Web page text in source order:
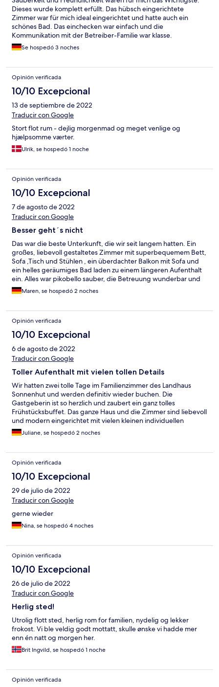
Dieses wurde komplett erfüllt. Das hübsch eingerichtete
Zimmer war für mich ideal eingerichtet und hatte auch ein
schönes Bad. Das einchecken war einfach und die
Kommunikation mit der Betreiber-Familie war klasse.
Se hospedó 3 noches
Opinión verificada
10/10 Excepcional
13 de septiembre de 2022
Traducir con Google
Stort flot rum - dejlig morgenmad og meget venlige og
hjælpsomme værter.
Ulrik, se hospedó 1 noche
Opinión verificada
10/10 Excepcional
7 de agosto de 2022
Traducir con Google
Besser geht´s nicht
Das war die beste Unterkunft, die wir seit langem hatten. Ein
großes, liebevoll gestaltetes Zimmer mit superbequemem Bett,
Sofa ,Tisch und Stühlen , ein überdachter Balkon mit Sofa und
ein helles geräumiges Bad laden zu einem längeren Aufenthalt
ein. Alles war pikobello sauber, die Betreuung wunderbar und
das kleine aber feine Frühstücksbuffet hochwertig und lecker.
Gekühlte Getränke und Kaffee gibt zu moderaten Preisen,
Regentage genossen werden.
Maren, se hospedó 2 noches
Opinión verificada
10/10 Excepcional
6 de agosto de 2022
Traducir con Google
Toller Aufenthalt mit vielen tollen Details
Wir hatten zwei tolle Tage im Familienzimmer des Landhaus
Sonnenhut und werden definitiv wieder buchen. Die
Gastgeberin ist so herzlich und zaubert ein ganz tolles
Frühstücksbuffet. Das ganze Haus und die Zimmer sind liebevoll
und modern eingerichtet mit vielen kleinen individuellen
Details. Es ist sehr sauber, die Betten sind super bequem. Diese
Pension wird mit Herzblut geführt und das spürt man als Gast.
Juliane, se hospedó 2 noches
Opinión verificada
10/10 Excepcional
29 de julio de 2022
Traducir con Google
gerne wieder
Nina, se hospedó 4 noches
Opinión verificada
10/10 Excepcional
26 de julio de 2022
Traducir con Google
Herlig sted!
Utrolig flott sted, herlig rom for familien, nydelig og lekker
frokost. Vi ble veldig godt mottatt, skulle ønske vi hadde mer
enn én natt og morgen her.
Brit Ingvild, se hospedó 1 noche
Opinión verificada